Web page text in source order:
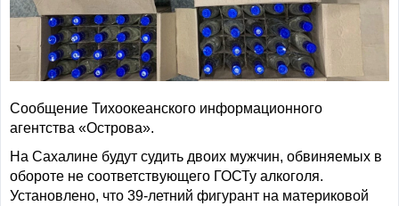
Сообщение Тихоокеанского информационного
агентства «Острова».
На Сахалине будут судить двоих мужчин, обвиняемых в
обороте не соответствующего ГОСТу алкоголя.
Установлено, что 39-летний фигурант на материковой